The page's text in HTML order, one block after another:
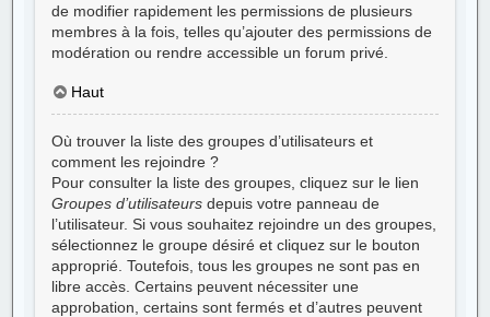
de modifier rapidement les permissions de plusieurs
membres à la fois, telles qu’ajouter des permissions de
modération ou rendre accessible un forum privé.
Haut
Où trouver la liste des groupes d’utilisateurs et
comment les rejoindre ?
Pour consulter la liste des groupes, cliquez sur le lien
Groupes d’utilisateurs depuis votre panneau de
l’utilisateur. Si vous souhaitez rejoindre un des groupes,
sélectionnez le groupe désiré et cliquez sur le bouton
approprié. Toutefois, tous les groupes ne sont pas en
libre accès. Certains peuvent nécessiter une
approbation, certains sont fermés et d’autres peuvent